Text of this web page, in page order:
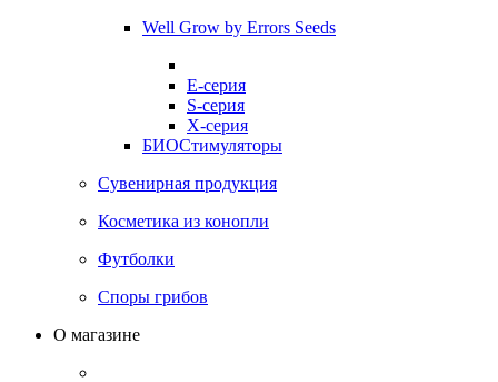
Well Grow by Errors Seeds
E-серия
S-серия
X-серия
БИОСтимуляторы
Сувенирная продукция
Косметика из конопли
Футболки
Споры грибов
О магазине